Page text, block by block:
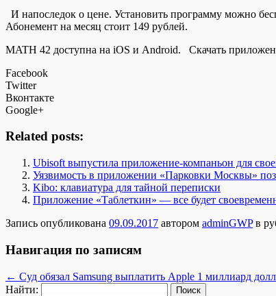
И напоследок о цене. Установить программу можно
Абонемент на месяц стоит 149 рублей.
MATH 42 доступна на iOS и Android. Скачать
Facebook
Twitter
Вконтакте
Google+
Related posts:
Ubisoft выпустила приложение-компаньон для
Уязвимость в приложении «Парковки Москвы»
Kibo: клавиатура для тайной переписки
Приложение «Таблеткин» — все будет
Запись опубликована 09.09.2017 автором adminGWPв
Навигация по записям
← Суд обязал Samsung выплатить Apple 1 миллиард
Найти: